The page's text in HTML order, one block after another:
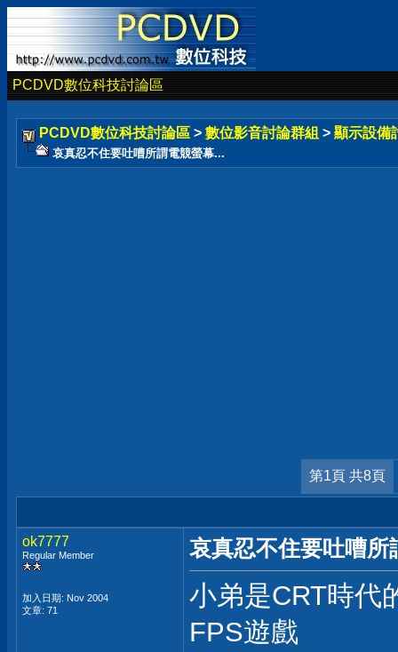
PCDVD數位科技討論區
PCDVD數位科技討論區 > 數位影音討論群組 > 顯示設備
哀真忍不住要吐嘈所謂電競螢幕...
第1頁 共8頁
ok7777
Regular Member
加入日期: Nov 2004
文章: 71
哀真忍不住要吐嘈所
小弟是CRT時代
FPS遊戲